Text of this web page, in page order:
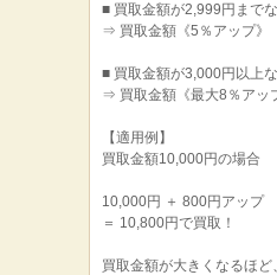
■ 買取金額が2,999円まで
⇒ 買取金額《5％アップ》
■ 買取金額が3,000円以上
⇒ 買取金額《最大8％アッ
【適用例】
買取金額10,000円の場合
10,000円 ＋ 800円アップ
＝ 10,800円で買取！
買取金額が大きくなるほ